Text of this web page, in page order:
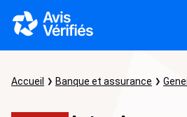
Accueil Banque et assurance